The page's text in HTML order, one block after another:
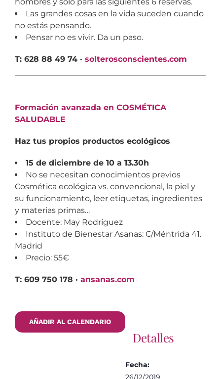
Las grandes cosas en la vida suceden cuando
no estás pensando.
Pensar no es vivir. Da un paso.
T: 628 88 49 74 · solterosconscientes.com
Formación avanzada en COSMÉTICA
SALUDABLE
Haz tus propios productos ecológicos
15 de diciembre de 10 a 13.30h
No se necesitan conocimientos previos
Cosmética ecológica vs. convencional, la piel y
su funcionamiento, leer etiquetas, ingredientes
y materias primas…
Docente: May Rodríguez
Instituto de Bienestar Asanas: C/Méntrida 41.
Madrid
Precio: 55€
T: 609 750 178 · ansanas.com
AÑADIR AL CALENDARIO
Detalles
Fecha:
26/12/2019